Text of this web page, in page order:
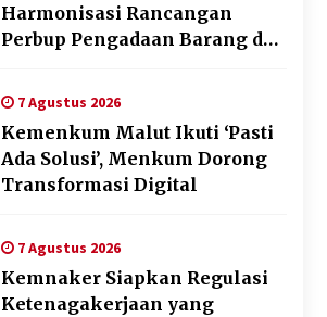
Harmonisasi Rancangan
Perbup Pengadaan Barang dan
7 Agustus 2026
Kemenkum Malut Ikuti ‘Pasti
Ada Solusi’, Menkum Dorong
Transformasi Digital
7 Agustus 2026
Kemnaker Siapkan Regulasi
Ketenagakerjaan yang